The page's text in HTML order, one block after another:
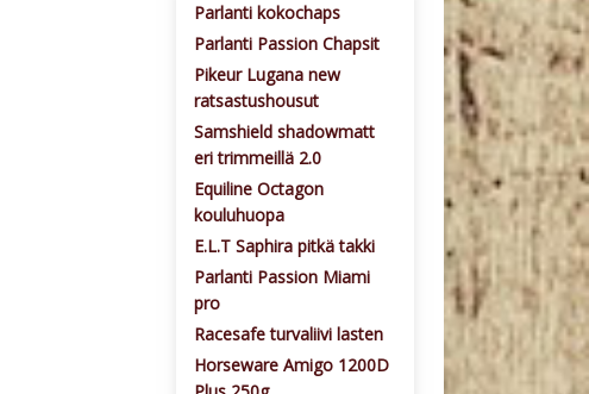
Parlanti kokochaps
Parlanti Passion Chapsit
Pikeur Lugana new
ratsastushousut
Samshield shadowmatt
eri trimmeillä 2.0
Equiline Octagon
kouluhuopa
E.L.T Saphira pitkä takki
Parlanti Passion Miami
pro
Racesafe turvaliivi lasten
Horseware Amigo 1200D